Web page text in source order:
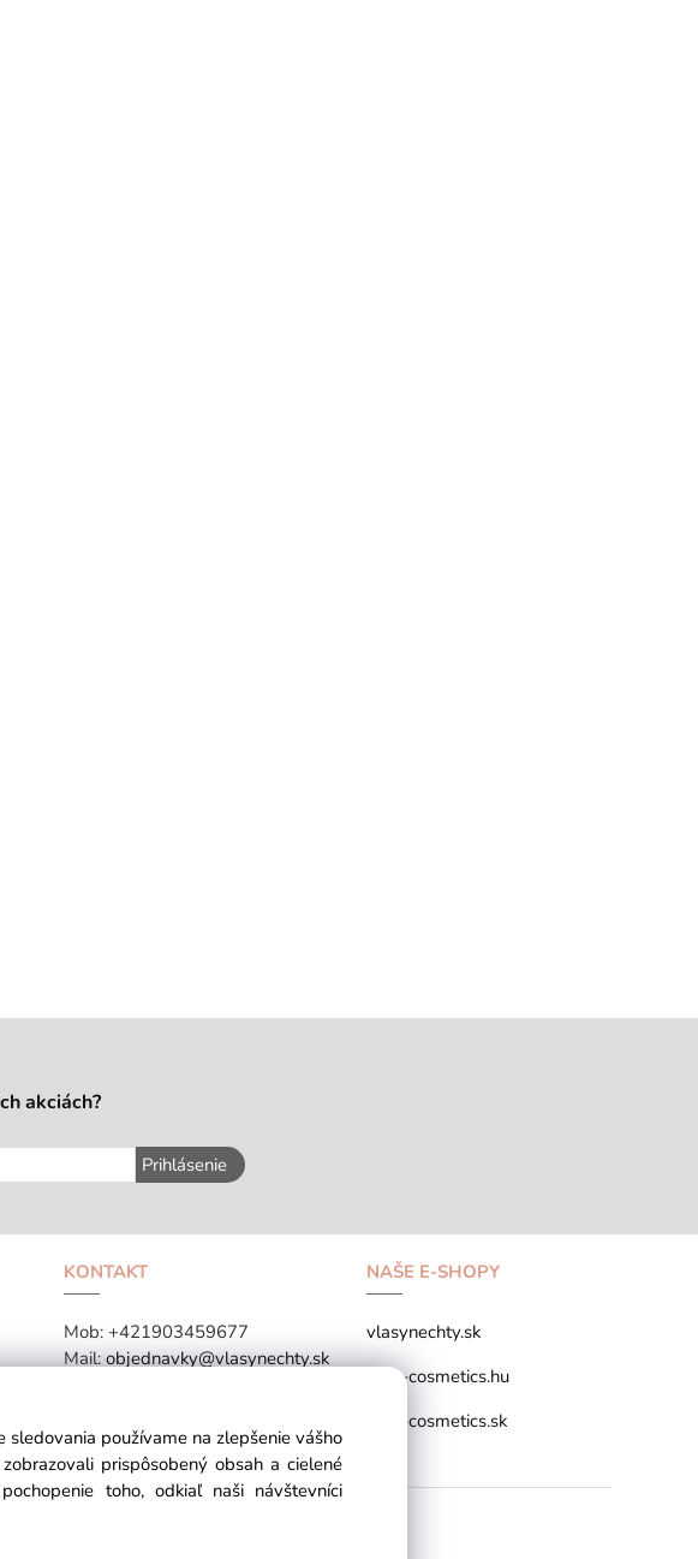
akciách?
Prihlásenie
KONTAKT
Mob: +421903459677
Mail:objednavky@vlasynechty.sk
NAŠE E-SHOPY
vlasynechty.sk
tana-cosmetics.hu
tana-cosmetics.sk
sledovania používame na zlepšenie vášho
prispôsobený obsah a cielené
toho, odkiaľ naši návštevníci